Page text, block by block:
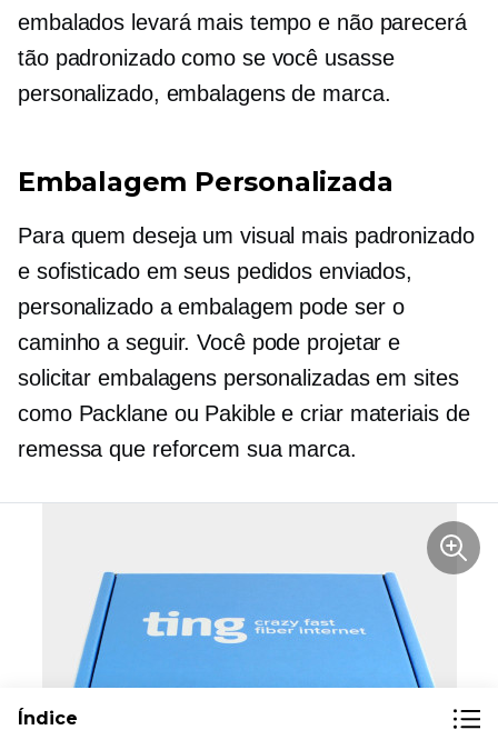
embalados levará mais tempo e não parecerá
tão padronizado como se você usasse
personalizado, embalagens de marca.
Embalagem Personalizada
Para quem deseja um visual mais padronizado
e sofisticado em seus pedidos enviados,
personalizadoa embalagem pode ser o
caminho a seguir. Você pode projetar e
solicitar embalagens personalizadas em sites
como Packlane ou Pakible e criar materiais de
remessa que reforcem sua marca.
Índice